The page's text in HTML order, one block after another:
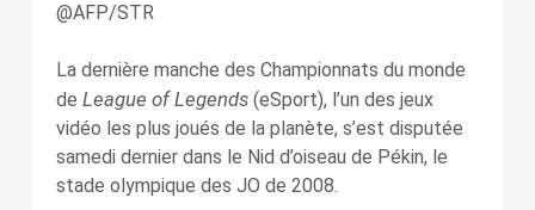
@AFP/STR
La dernière manche des Championnats du monde
de League of Legends (eSport), l’un des jeux
vidéo les plus joués de la planète, s’est disputée
samedi dernier dans le Nid d’oiseau de Pékin, le
stade olympique des JO de 2008.